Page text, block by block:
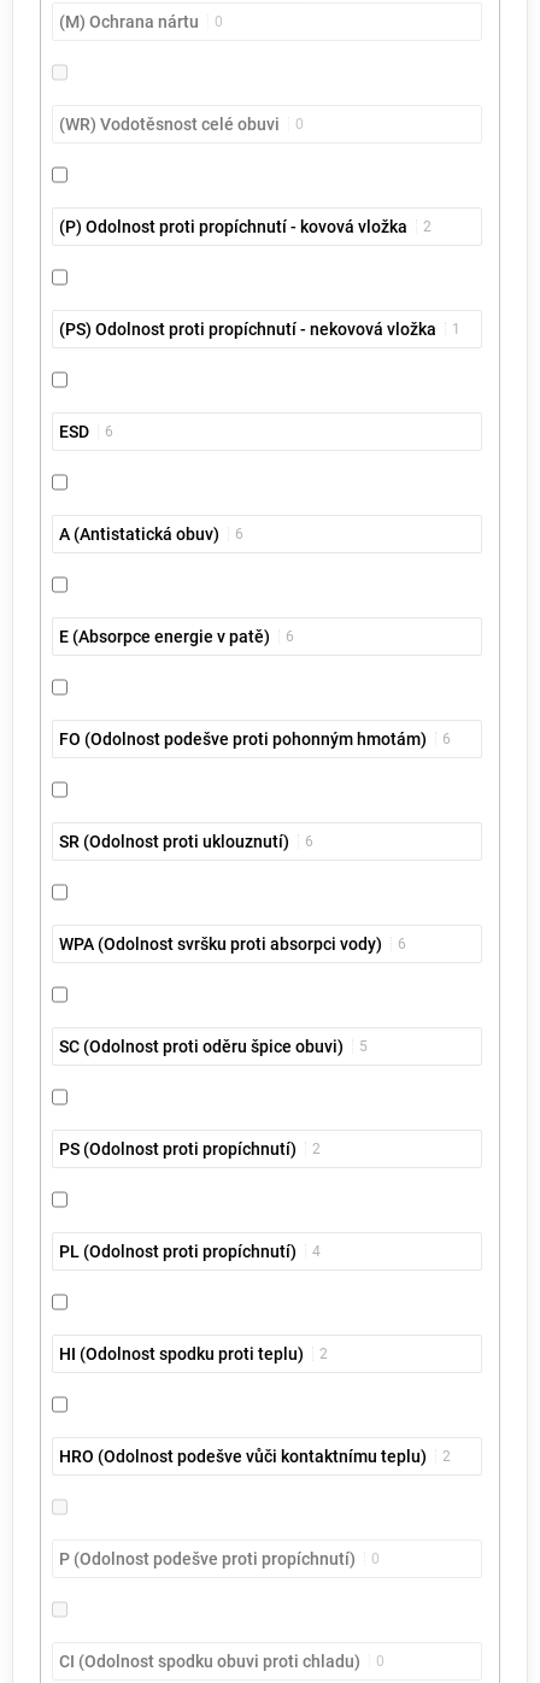
(M) Ochrana nártu 0
(WR) Vodotěsnost celé obuvi 0
(P) Odolnost proti propíchnutí - kovová vložka 2
(PS) Odolnost proti propíchnutí - nekovová vložka 1
ESD 6
A (Antistatická obuv) 6
E (Absorpce energie v patě) 6
FO (Odolnost podešve proti pohonným hmotám) 6
SR (Odolnost proti uklouznutí) 6
WPA (Odolnost svršku proti absorpci vody) 6
SC (Odolnost proti oděru špice obuvi) 5
PS (Odolnost proti propíchnutí) 2
PL (Odolnost proti propíchnutí) 4
HI (Odolnost spodku proti teplu) 2
HRO (Odolnost podešve vůči kontaktnímu teplu) 2
P (Odolnost podešve proti propíchnutí) 0
CI (Odolnost spodku obuvi proti chladu) 0